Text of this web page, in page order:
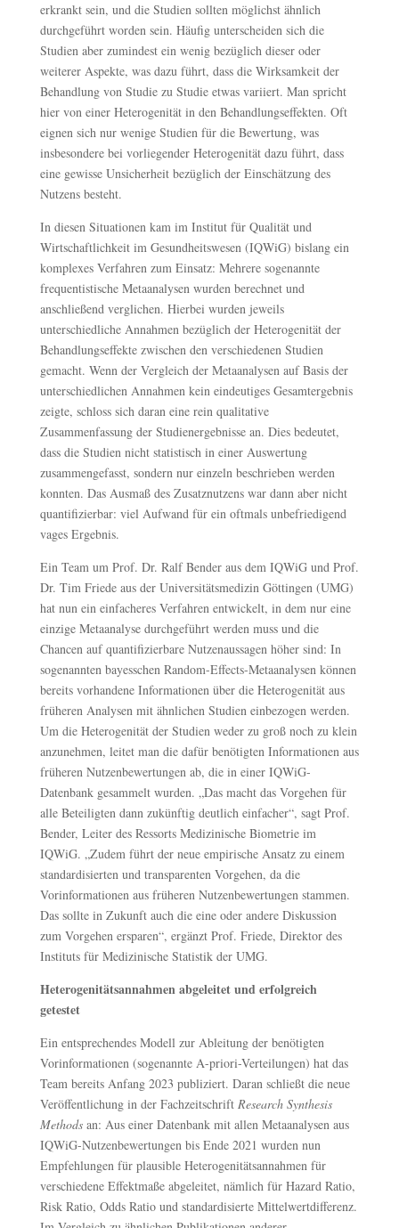
erkrankt sein, und die Studien sollten möglichst ähnlich
durchgeführt worden sein. Häufig unterscheiden sich die
Studien aber zumindest ein wenig bezüglich dieser oder
weiterer Aspekte, was dazu führt, dass die Wirksamkeit der
Behandlung von Studie zu Studie etwas variiert. Man spricht
hier von einer Heterogenität in den Behandlungseffekten. Oft
eignen sich nur wenige Studien für die Bewertung, was
insbesondere bei vorliegender Heterogenität dazu führt, dass
eine gewisse Unsicherheit bezüglich der Einschätzung des
Nutzens besteht.
In diesen Situationen kam im Institut für Qualität und
Wirtschaftlichkeit im Gesundheitswesen (IQWiG) bislang ein
komplexes Verfahren zum Einsatz: Mehrere sogenannte
frequentistische Metaanalysen wurden berechnet und
anschließend verglichen. Hierbei wurden jeweils
unterschiedliche Annahmen bezüglich der Heterogenität der
Behandlungseffekte zwischen den verschiedenen Studien
gemacht. Wenn der Vergleich der Metaanalysen auf Basis der
unterschiedlichen Annahmen kein eindeutiges Gesamtergebnis
zeigte, schloss sich daran eine rein qualitative
Zusammenfassung der Studienergebnisse an. Dies bedeutet,
dass die Studien nicht statistisch in einer Auswertung
zusammengefasst, sondern nur einzeln beschrieben werden
konnten. Das Ausmaß des Zusatznutzens war dann aber nicht
quantifizierbar: viel Aufwand für ein oftmals unbefriedigend
vages Ergebnis.
Ein Team um Prof. Dr. Ralf Bender aus dem IQWiG und Prof.
Dr. Tim Friede aus der Universitätsmedizin Göttingen (UMG)
hat nun ein einfacheres Verfahren entwickelt, in dem nur eine
einzige Metaanalyse durchgeführt werden muss und die
Chancen auf quantifizierbare Nutzenaussagen höher sind: In
sogenannten bayesschen Random-Effects-Metaanalysen können
bereits vorhandene Informationen über die Heterogenität aus
früheren Analysen mit ähnlichen Studien einbezogen werden.
Um die Heterogenität der Studien weder zu groß noch zu klein
anzunehmen, leitet man die dafür benötigten Informationen aus
früheren Nutzenbewertungen ab, die in einer IQWiG-
Datenbank gesammelt wurden. „Das macht das Vorgehen für
alle Beteiligten dann zukünftig deutlich einfacher“, sagt Prof.
Bender, Leiter des Ressorts Medizinische Biometrie im
IQWiG. „Zudem führt der neue empirische Ansatz zu einem
standardisierten und transparenten Vorgehen, da die
Vorinformationen aus früheren Nutzenbewertungen stammen.
Das sollte in Zukunft auch die eine oder andere Diskussion
zum Vorgehen ersparen“, ergänzt Prof. Friede, Direktor des
Instituts für Medizinische Statistik der UMG.
Heterogenitätsannahmen abgeleitet und erfolgreich
getestet
Ein entsprechendes Modell zur Ableitung der benötigten
Vorinformationen (sogenannte A-priori-Verteilungen) hat das
Team bereits Anfang 2023 publiziert. Daran schließt die neue
Veröffentlichung in der Fachzeitschrift Research Synthesis
Methodsan: Aus einer Datenbank mit allen Metaanalysen aus
IQWiG-Nutzenbewertungen bis Ende 2021 wurden nun
Empfehlungen für plausible Heterogenitätsannahmen für
verschiedene Effektmaße abgeleitet, nämlich für Hazard Ratio,
Risk Ratio, Odds Ratio und standardisierte Mittelwertdifferenz.